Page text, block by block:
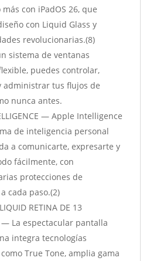
con iPadOS 26, que
con Liquid Glass y
revolucionarias.(8)
sistema de ventanas
puedes controlar,
administrar tus flujos de
nunca antes.
— Apple Intelligence
de inteligencia personal
a comunicarte, expresarte y
fácilmente, con
protecciones de
cada paso.(2)
RETINA DE 13
— La espectacular pantalla
integra tecnologías
True Tone, amplia gama